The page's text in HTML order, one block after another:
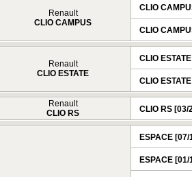
Renault
CLIO CAMPUS
CLIO
CLIO
Renault
CLIO ESTATE
CLIO
CLIO
Renault
CLIO RS
CLIO RS [03/
ESPACE
ESPACE